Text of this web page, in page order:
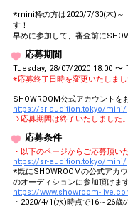
※mini枠の方は2020/7/30(木)～
す！
早めに参加して、審査前に
応募期間
Tuesday, 28/07/2020 18:00 〜
※応募終了日時を変更いたしまし
SHOWROOM公式アカウントを
https://sr-audition.tokyo/mini/
→応募期間は終了いたしました
応募条件
・以下のページからご応募頂い
https://sr-audition.tokyo/mini/
※既にSHOWROOMの公式アカ
のオーディションに参加頂けます
https://www.showroom-
・2020/4/1(水)時点で16～26歳